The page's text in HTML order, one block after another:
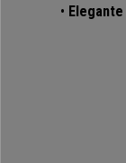
•